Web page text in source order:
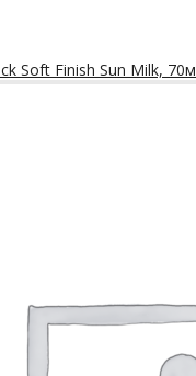
Soft Finish Sun Milk,